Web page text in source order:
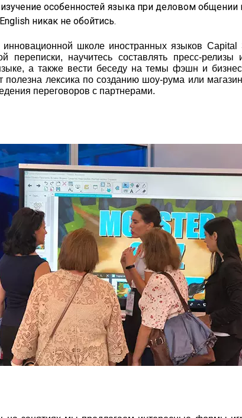
особенностей языка при деловом общении
никак не обойтись.
школе иностранных языков Capital
переписки, научитесь составлять пресс-
а также вести беседу на темы фэшн и
полезна лексика по созданию шоу-рума или
переговоров с партнерами.